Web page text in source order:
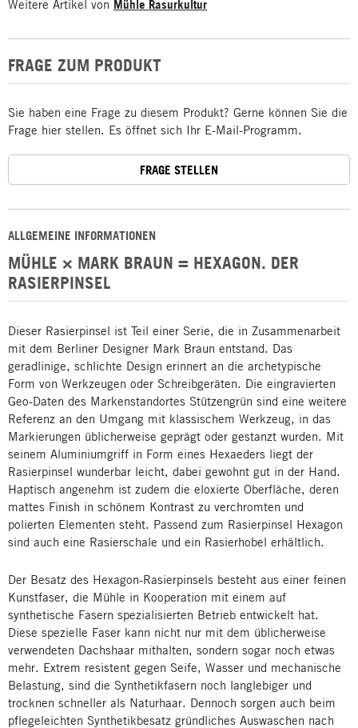
ALLGEMEINE INFORMATIONEN
MÜHLE × MARK BRAUN = HEXAGON. DER
RASIERPINSEL
Dieser Rasierpinsel ist Teil einer Serie, die in Zusammenarbeit
mit dem Berliner Designer Mark Braun entstand. Das
geradlinige, schlichte Design erinnert an die archetypische
Form von Werkzeugen oder Schreibgeräten. Die eingravierten
Geo-Daten des Markenstandortes Stützengrün sind eine weitere
Referenz an den Umgang mit klassischem Werkzeug, in das
Markierungen üblicherweise geprägt oder gestanzt wurden. Mit
seinem Aluminiumgriff in Form eines Hexaeders liegt der
Rasierpinsel wunderbar leicht, dabei gewohnt gut in der Hand.
Haptisch angenehm ist zudem die eloxierte Oberfläche, deren
mattes Finish in schönem Kontrast zu verchromten und
polierten Elementen steht. Passend zum Rasierpinsel Hexagon
sind auch eine Rasierschale und ein Rasierhobel erhältlich.
Der Besatz des Hexagon-Rasierpinsels besteht aus einer feinen
Kunstfaser, die Mühle in Kooperation mit einem auf
synthetische Fasern spezialisierten Betrieb entwickelt hat.
Diese spezielle Faser kann nicht nur mit dem üblicherweise
verwendeten Dachshaar mithalten, sondern sogar noch etwas
mehr. Extrem resistent gegen Seife, Wasser und mechanische
Belastung, sind die Synthetikfasern noch langlebiger und
trocknen schneller als Naturhaar. Dennoch sorgen auch beim
pflegeleichten Synthetikbesatz gründliches Auswaschen nach
Weitere Artikel von Mühle Rasurkultur
FRAGE ZUM PRODUKT
Sie haben eine Frage zu diesem Produkt? Gerne können Sie die
Frage hier stellen. Es öffnet sich Ihr E-Mail-Programm.
FRAGE STELLEN